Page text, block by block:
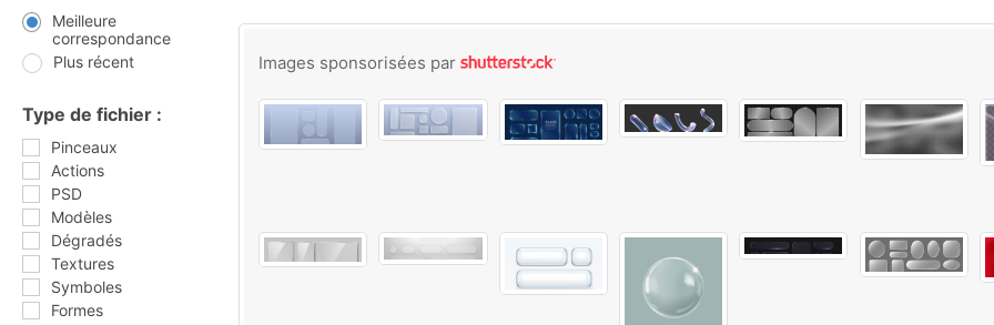
Meilleure
correspondance
Plus récent
Type de fichier :
Pinceaux
Actions
PSD
Modèles
Dégradés
Textures
Symboles
Formes
Images sponsorisées par